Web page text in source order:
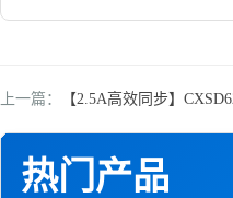
热门产品
上一篇： 【2.5A高效同步】